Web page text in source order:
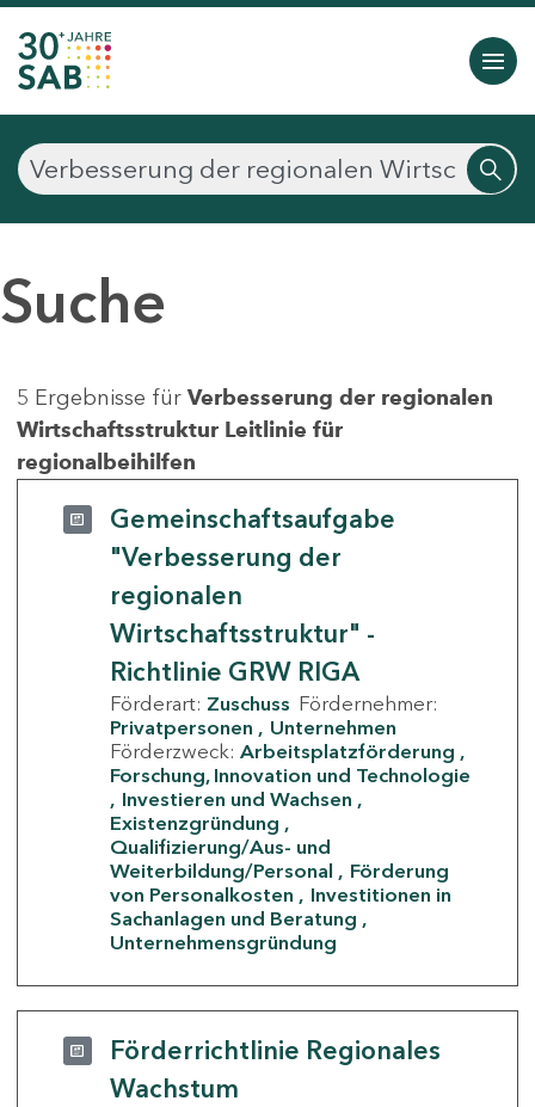
Suche
5 Ergebnisse für Verbesserung der regionalen
Wirtschaftsstruktur Leitlinie für
regionalbeihilfen
Gemeinschaftsaufgabe
"Verbesserung der
regionalen
Wirtschaftsstruktur" -
Richtlinie GRW RIGA
Förderart: Zuschuss Fördernehmer:
Privatpersonen
Unternehmen
Förderzweck: Arbeitsplatzförderung
Forschung, Innovation und Technologie
Investieren und Wachsen
Existenzgründung
Qualifizierung/Aus- und
Weiterbildung/Personal
Förderung
von Personalkosten
Investitionen in
Sachanlagen und Beratung
Unternehmensgründung
Förderrichtlinie Regionales
Wachstum